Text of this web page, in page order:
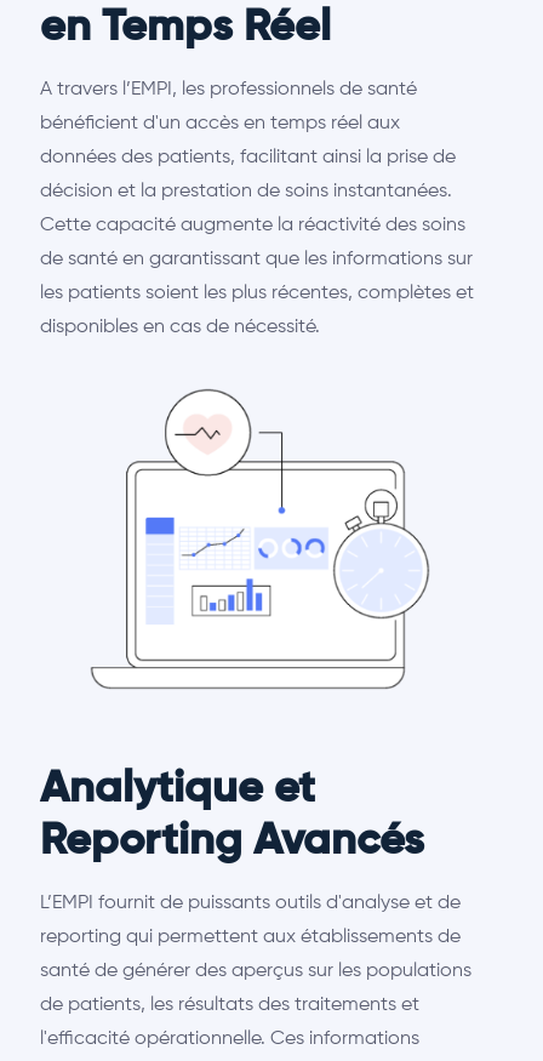
en Temps Réel
A travers l’EMPI, les professionnels de santé
bénéficient d'un accès en temps réel aux
données des patients, facilitant ainsi la prise de
décision et la prestation de soins instantanées.
Cette capacité augmente la réactivité des soins
de santé en garantissant que les informations sur
les patients soient les plus récentes, complètes et
disponibles en cas de nécessité.
Analytique et
Reporting Avancés
L’EMPI fournit de puissants outils d'analyse et de
reporting qui permettent aux établissements de
santé de générer des aperçus sur les populations
de patients, les résultats des traitements et
l'efficacité opérationnelle. Ces informations